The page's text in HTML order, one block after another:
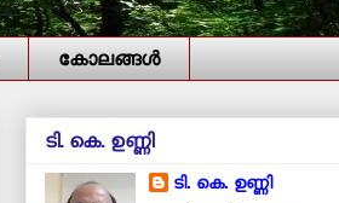
കോലങ്ങള്‍
ടി. കെ. ഉണ്ണി
ടി. കെ. ഉണ്ണി